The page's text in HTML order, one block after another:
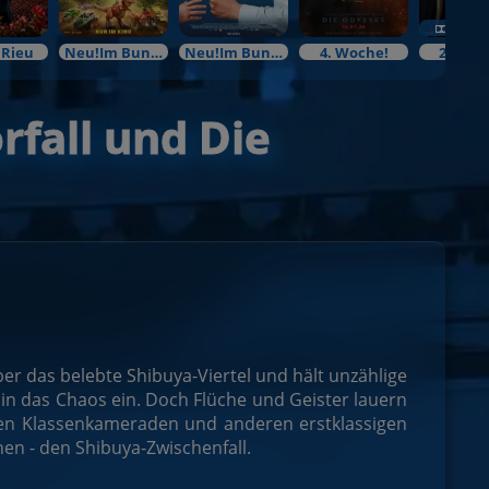
Neu!Im Bundesstart Neu!Im Bundesstart 4. Woche! 2.
und Die
das belebte Shibuya-Viertel und hält unzählige
das Chaos ein. Doch Flüche und Geister lauern
Klassenkameraden und anderen erstklassigen
- den Shibuya-Zwischenfall.